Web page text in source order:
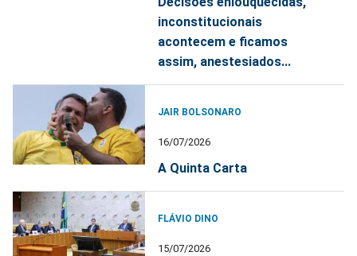
inconstitucionais
acontecem e ficamos
assim, anestesiados...
JAIR BOLSONARO
16/07/2026
A Quinta Carta
FLÁVIO DINO
15/07/2026